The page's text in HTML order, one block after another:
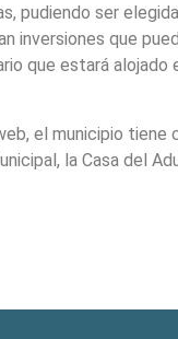
pudiendo ser
inversiones que
que estará
el municipio
la Casa del